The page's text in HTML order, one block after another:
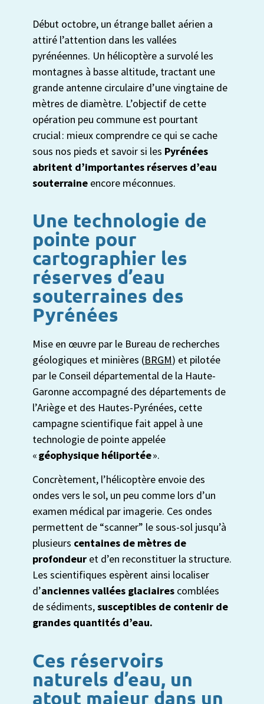
Début octobre, un étrange ballet aérien a
attiré l’attention dans les vallées
pyrénéennes. Un hélicoptère a survolé les
montagnes à basse altitude, tractant une
grande antenne circulaire d’une vingtaine de
mètres de diamètre. L’objectif de cette
opération peu commune est pourtant
crucial : mieux comprendre ce qui se cache
sous nos pieds et savoir si les Pyrénées
abritent d’importantes réserves d’eau
souterraineencore méconnues.
Une technologie de
pointe pour
cartographier les
réserves d’eau
souterraines des
Pyrénées
Mise en œuvre par le Bureau de recherches
géologiques et minières (BRGM) et pilotée
par le Conseil départemental de la Haute-
Garonne accompagné des départements de
l’Ariège et des Hautes-Pyrénées, cette
campagne scientifique fait appel à une
technologie de pointe appelée
«géophysique héliportée».
Concrètement, l’hélicoptère envoie des
ondes vers le sol, un peu comme lors d’un
examen médical par imagerie. Ces ondes
permettent de “scanner” le sous-sol jusqu’à
plusieurs centaines de mètres de
profondeuret d’en reconstituer la structure.
Les scientifiques espèrent ainsi localiser
d’anciennes vallées glaciairescomblées
de sédiments,susceptibles de contenir de
grandes quantités d’eau.
Ces réservoirs
naturels d’eau, un
atout majeur dans un